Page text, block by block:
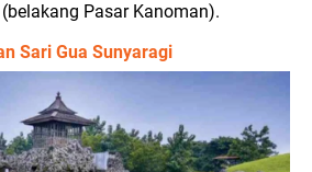
Pasar Kanoman).
Sari Gua Sunyaragi